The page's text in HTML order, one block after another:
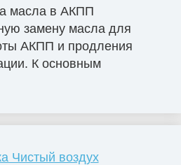
масла в АКПП
замену масла для
АКПП и продления
К основным
Чистый воздух